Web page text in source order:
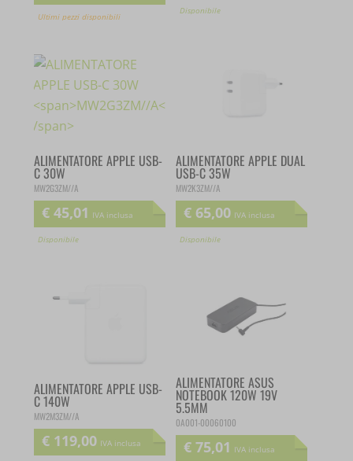
Ultimi pezzi disponibili
Disponibile
ALIMENTATORE APPLE USB-
C 30W
MW2G3ZM//A
€ 45,01 IVA inclusa
Disponibile
ALIMENTATORE APPLE DUAL
USB-C 35W
MW2K3ZM//A
€ 65,00 IVA inclusa
Disponibile
ALIMENTATORE APPLE USB-
C 140W
MW2M3ZM//A
€ 119,00 IVA inclusa
ALIMENTATORE ASUS
NOTEBOOK 120W 19V
5.5MM
0A001-00060100
€ 75,01 IVA inclusa